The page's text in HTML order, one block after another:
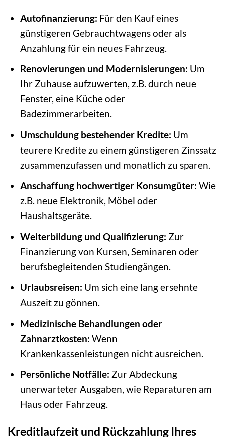
Autofinanzierung: Für den Kauf eines
günstigeren Gebrauchtwagens oder als
Anzahlung für ein neues Fahrzeug.
Renovierungen und Modernisierungen: Um
Ihr Zuhause aufzuwerten, z.B. durch neue
Fenster, eine Küche oder
Badezimmerarbeiten.
Umschuldung bestehender Kredite: Um
teurere Kredite zu einem günstigeren Zinssatz
zusammenzufassen und monatlich zu sparen.
Anschaffung hochwertiger Konsumgüter: Wie
z.B. neue Elektronik, Möbel oder
Haushaltsgeräte.
Weiterbildung und Qualifizierung: Zur
Finanzierung von Kursen, Seminaren oder
berufsbegleitenden Studiengängen.
Urlaubsreisen: Um sich eine lang ersehnte
Auszeit zu gönnen.
Medizinische Behandlungen oder
Zahnarztkosten: Wenn
Krankenkassenleistungen nicht ausreichen.
Persönliche Notfälle: Zur Abdeckung
unerwarteter Ausgaben, wie Reparaturen am
Haus oder Fahrzeug.
Kreditlaufzeit und Rückzahlung Ihres